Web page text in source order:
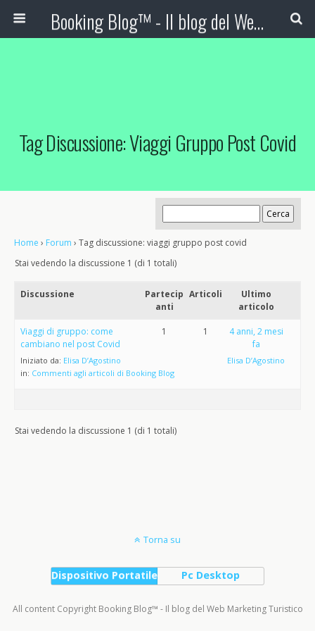
Booking Blog™ - Il blog del Web Marketing Turistico
Tag Discussione: Viaggi Gruppo Post Covid
Home › Forum › Tag discussione: viaggi gruppo post covid
Stai vedendo la discussione 1 (di 1 totali)
Discussione
Partecip
anti
Articoli
Ultimo
articolo
Viaggi di gruppo: come
cambiano nel post Covid
Iniziato da: Elisa D’Agostino
in: Commenti agli articoli di Booking Blog
1 1
4 anni, 2 mesi
fa
Elisa D’Agostino
Stai vedendo la discussione 1 (di 1 totali)
Torna su
Dispositivo Portatile Pc Desktop
All content Copyright Booking Blog™ - Il blog del Web Marketing Turistico